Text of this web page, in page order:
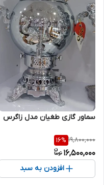
سماور گازی طغیان مدل زاگرس
19,800,000
16%
16,500,000
افزودن به سبد